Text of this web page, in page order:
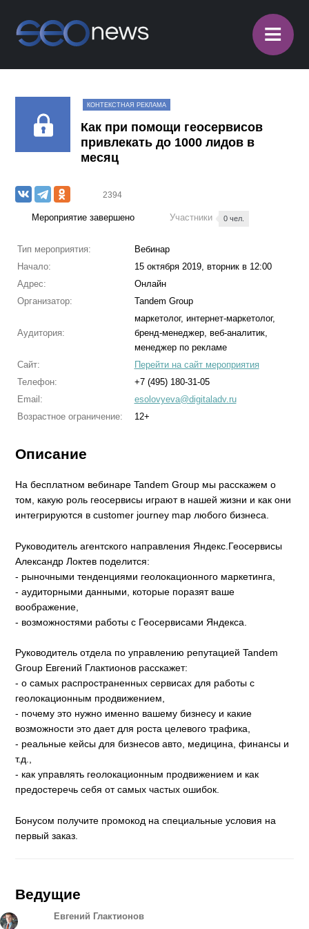
≡
КОНТЕКСТНАЯ РЕКЛАМА
Как при помощи геосервисов
привлекать до 1000 лидов в
месяц
2394
Мероприятие завершено Участники 0 чел.
Тип мероприятия:
Вебинар
Начало:
15 октября 2019, вторник в 12:00
Адрес:
Онлайн
Организатор:
Tandem Group
Аудитория:
маркетолог, интернет-маркетолог,
бренд-менеджер, веб-аналитик,
менеджер по рекламе
Сайт:
Перейти на сайт мероприятия
Телефон:
+7 (495) 180-31-05
Email:
esolovyeva@digitaladv.ru
Возрастное ограничение:
12+
Описание
На бесплатном вебинаре Tandem Group мы расскажем о
том, какую роль геосервисы играют в нашей жизни и как они
интегрируются в customer journey map любого бизнеса.
Руководитель агентского направления Яндекс.Геосервисы
Александр Локтев поделится:
- рыночными тенденциями геолокационного маркетинга,
- аудиторными данными, которые поразят ваше
воображение,
- возможностями работы с Геосервисами Яндекса.
Руководитель отдела по управлению репутацией Tandem
Group Евгений Глактионов расскажет:
- о самых распространенных сервисах для работы с
геолокационным продвижением,
- почему это нужно именно вашему бизнесу и какие
возможности это дает для роста целевого трафика,
- реальные кейсы для бизнесов авто, медицина, финансы и
т.д.,
- как управлять геолокационным продвижением и как
предостеречь себя от самых частых ошибок.
Бонусом получите промокод на специальные условия на
первый заказ.
Ведущие
Евгений Глактионов